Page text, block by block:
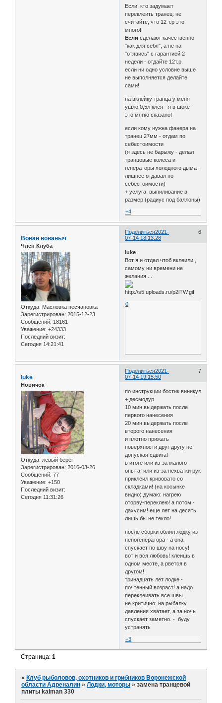
Если, кто задумает
переклеить транец: не
считайте, что 12 т.р это
много!
Если сделают качественно
"как для себя", а не на
"отявись" с гарантией 2
недели - отдайте 12т.р.
если ни одно условие выше
не выполняется делайте
сами!
на вклейку транца у меня
ушло 0,5л клея - я в шоке -
это мягко сказано!
если кому нужна фанера на
транец 27мм - отдам по
себестоимости
(я здесь не барыжу - делал
транцовые колеса и
генераторы холодного дыма -
лишнее отдавал по
себестоимости)
+ услуга: выпиливание в
размер (радиус под баллоны)
+4
Поделиться 6
2021-
07-14 18:13:28
Вован вованыч
Член Клуба
Откуда: Масловка песчановка
Зарегистрирован: 2015-12-23
Сообщений: 18161
Уважение: +24333
Последний визит:
Сегодня 14:21:41
luke
Вот я и отдал чтоб вклеили ,
самому ни времени не
желания ...
0
Поделиться 7
2021-
07-14 19:15:50
luke
Новичок
Откуда: левый берег
Зарегистрирован: 2016-03-26
Сообщений: 77
Уважение: +150
Последний визит:
Сегодня 11:31:26
по инструкции бостик виникул
+ десмодур
10 мин выдержать после
первого нанесения
20 мин выдержать после
второго нанесения
и плотно прижать
поверхности друг другу не
допуская сдвига!
в итоге или из-за малого
опыта, или из-за нехватки рук
приклеил кривовато со
складками! (на косынке
видно) думаю: нагрею
оторву-переклею! а потом -
дахусим! еще лет на десять
лишь бы не текло!
после сборки облил лодку из
пеногенератора - а она
спускает по шву на носу!
вот и вся любовь! клеишь в
одном месте, а рвется в
другом!
тринадцать лет лодке -
почтенный возраст! а надо
переклеивать все швы.
не критично: на рыбалку
давления хватает, а за ночь
спускает заметно. - буду
устранять
+3
Страница:1
» Клуб рыболовов, охотников и грибников Воронежской
области Адреналин »Лодки, моторы »замена транцевой
плиты kaiman 330